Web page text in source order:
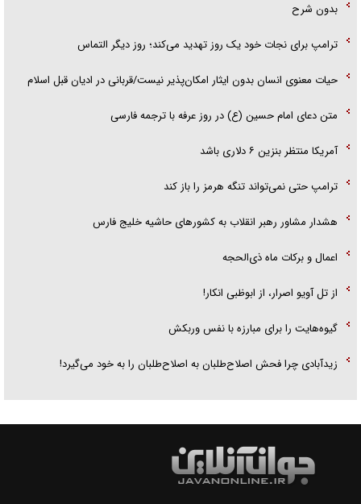
بدون شرح
ترامپ برای نجات خود یک روز تهدید می‌کند؛ روز دیگر التماس
حیات معنوی انسان بدون ایثار امکان‌پذیر نیست/قربانی در ادیان قبل اسلام
متن دعای امام حسین (ع) در روز عرفه با ترجمه فارسی
آمریکا منتظر بنزین ۶ دلاری باشد
ترامپ حتی نمی‌تواند تنگه هرمز را باز کند
هشدار مشاور رهبر انقلاب به کشور‌های حاشیه خلیج فارس
اعمال و برکات ماه ذی‌الحجه
از تل آویو اصرار، از ابوظبی انکار!
گیوه‌هایت را برای مبارزه با نفس وربکش
زیدآبادی چرا فحش اصلاح‌طلبان به اصلاح‌طلبان را به خود می‌گیرد!